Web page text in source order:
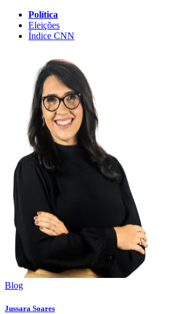
Política
Eleições
Índice CNN
Blog
Jussara Soares